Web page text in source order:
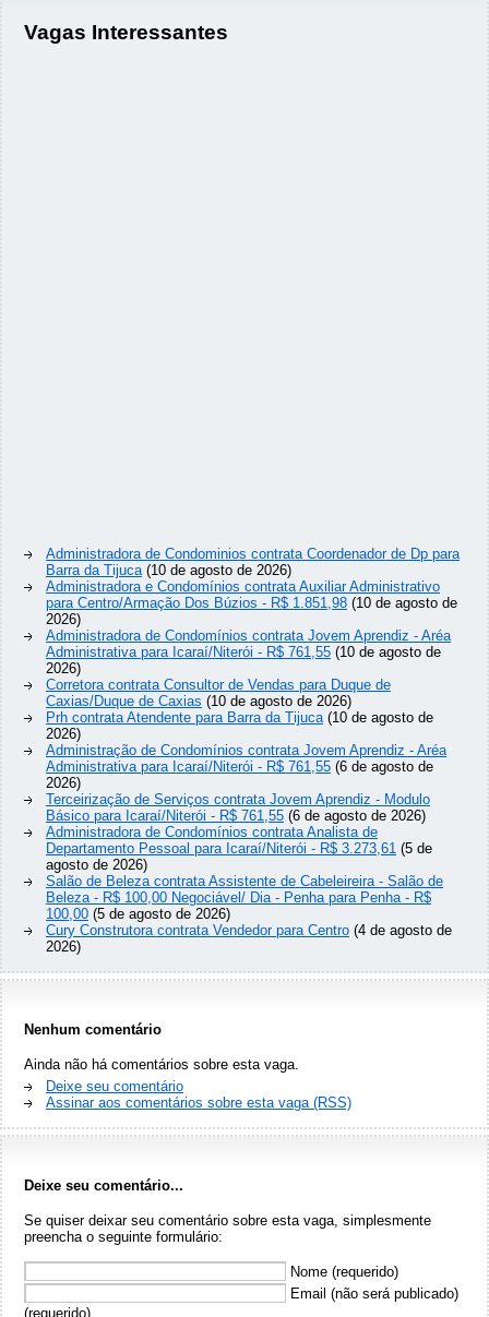
Vagas Interessantes
Administradora de Condominios contrata Coordenador de Dp para
Barra da Tijuca(10 de agosto de 2026)
Administradora e Condomínios contrata Auxiliar Administrativo
para Centro/Armação Dos Búzios - R$ 1.851,98 (10 de agosto de
2026)
Administradora de Condomínios contrata Jovem Aprendiz - Aréa
Administrativa para Icaraí/Niterói - R$ 761,55 (10 de agosto de
2026)
Corretora contrata Consultor de Vendas para Duque de
Caxias/Duque de Caxias (10 de agosto de 2026)
Prh contrata Atendente para Barra da Tijuca(10 de agosto de
2026)
Administração de Condomínios contrata Jovem Aprendiz - Aréa
Administrativa para Icaraí/Niterói - R$ 761,55 (6 de agosto de
2026)
Terceirização de Serviços contrata Jovem Aprendiz - Modulo
Básico para Icaraí/Niterói - R$ 761,55 (6 de agosto de 2026)
Administradora de Condomínios contrata Analista de
Departamento Pessoal para Icaraí/Niterói - R$ 3.273,61 (5 de
agosto de 2026)
Salão de Beleza contrata Assistente de Cabeleireira - Salão de
Beleza - R$ 100,00 Negociável/ Dia - Penha para Penha - R$
100,00 (5 de agosto de 2026)
Cury Construtora contrata Vendedor para Centro (4 de agosto de
2026)
Nenhum comentário
Ainda não há comentários sobre esta vaga.
Deixe seu comentário
Assinar aos comentários sobre esta vaga (RSS)
Deixe seu comentário...
Se quiser deixar seu comentário sobre esta vaga, simplesmente
preencha o seguinte formulário:
Nome (requerido)
Email (não será publicado)
(requerido)